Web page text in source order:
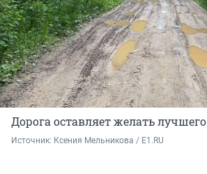
Дорога оставляет желать лучшего
Источник: Ксения Мельникова / E1.RU